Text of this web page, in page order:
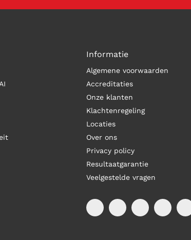
Informatie
Algemene voorwaarden
Accreditaties
Onze klanten
Klachtenregeling
Locaties
Over ons
Privacy policy
Resultaatgarantie
Veelgestelde vragen